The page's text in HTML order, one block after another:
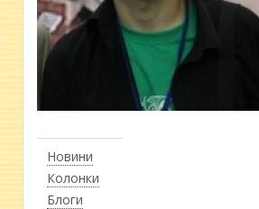
Новини
Колонки
Блоги